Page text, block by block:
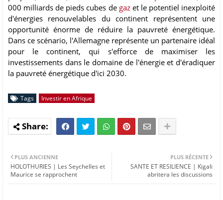
000 milliards de pieds cubes de gazet le potentiel inexploité
d'énergies renouvelables du continent représentent une
opportunité énorme de réduire la pauvreté énergétique.
Dans ce scénario, l'Allemagne représente un partenaire idéal
pour le continent, qui s'efforce de maximiser les
investissements dans le domaine de l'énergie et d'éradiquer
la pauvreté énergétique d'ici 2030.
Tags Investir en Afrique
PLUS RÉCENTE
SANTE ET RESILIENCE | Kigali
abritera les discussions
PLUS ANCIENNE
HOLOTHURIES | Les Seychelles et
Maurice se rapprochent